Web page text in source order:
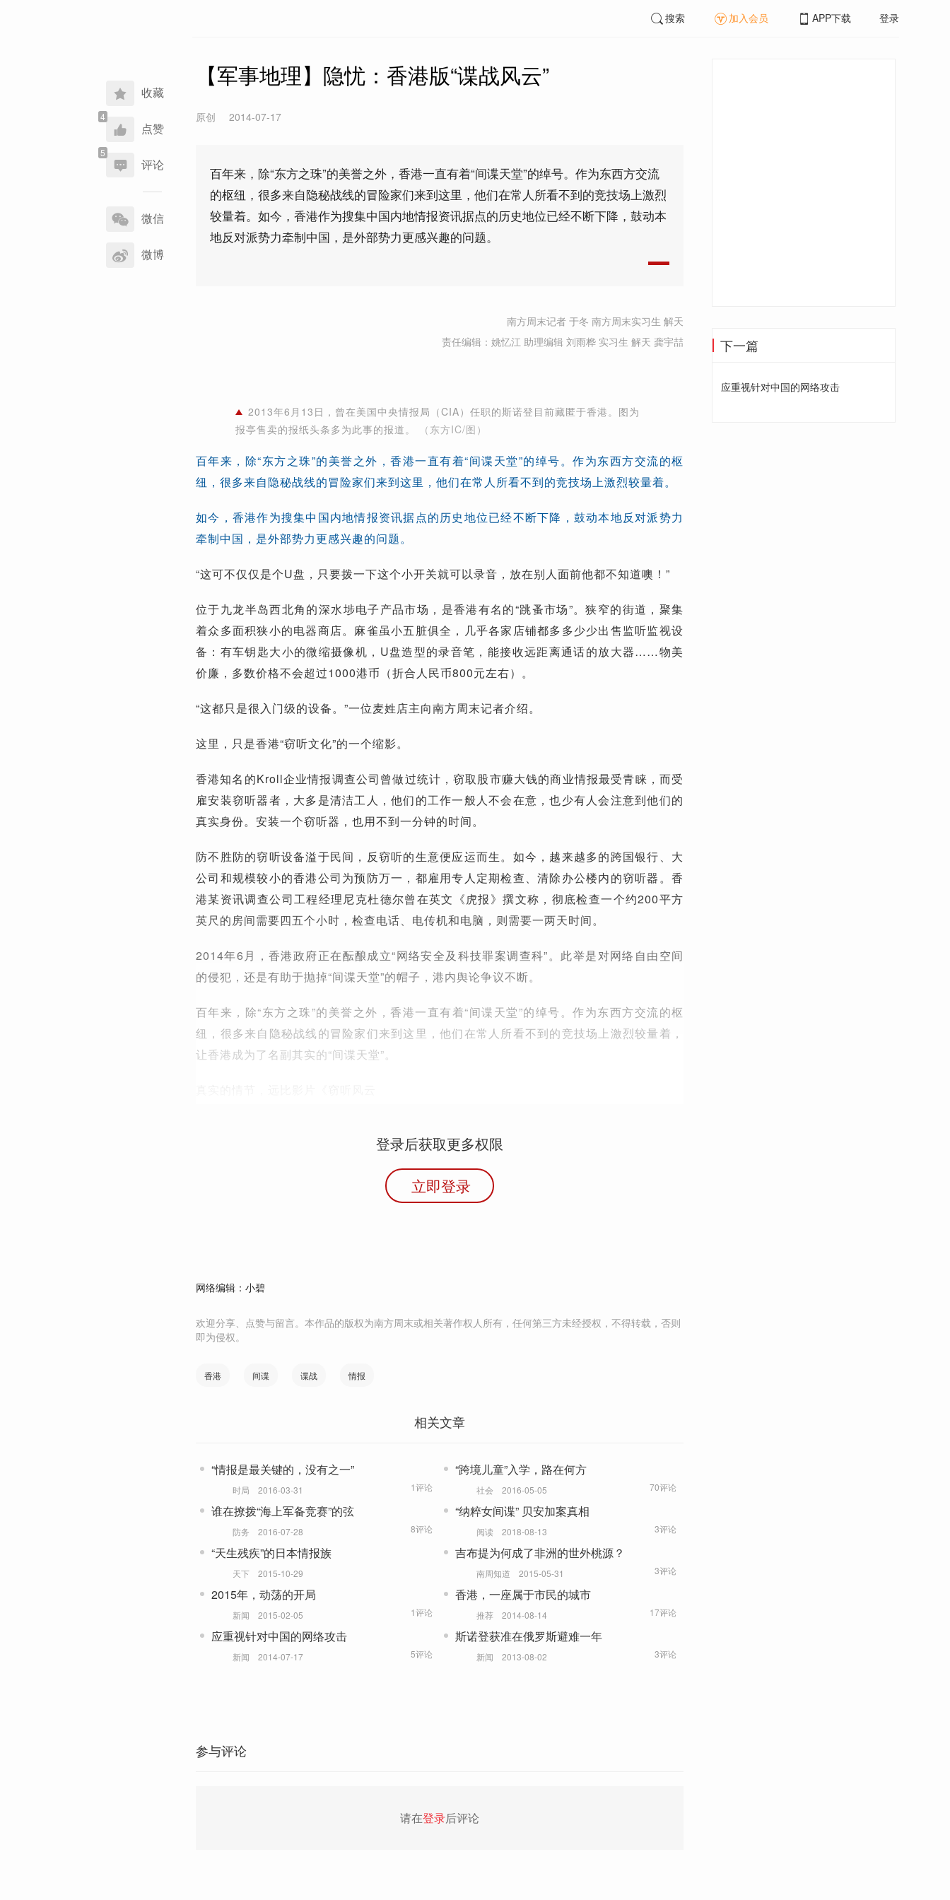
收藏
点赞
评论
享
到
微信
微博
搜索 加入会员 APP下载 登录
【军事地理】隐忧：香港版“谍战风云”
原创 2014-07-17
百年来，除“东方之珠”的美誉之外，香港一直有着“间谍天堂”的绰号。作为东西方交流
的枢纽，很多来自隐秘战线的冒险家们来到这里，他们在常人所看不到的竞技场上激烈
较量着。如今，香港作为搜集中国内地情报资讯据点的历史地位已经不断下降，鼓动本
地反对派势力牵制中国，是外部势力更感兴趣的问题。
南方周末记者 于冬 南方周末实习生 解天
责任编辑：姚忆江 助理编辑 刘雨桦 实习生 解天 龚宇喆
2013年6月13日，曾在美国中央情报局（CIA）任职的斯诺登目前藏匿于香港。图为
报亭售卖的报纸头条多为此事的报道。
（东方IC/图）
百年来，除“东方之珠”的美誉之外，香港一直有着“间谍天堂”的绰号。作为东西方交流的枢
纽，很多来自隐秘战线的冒险家们来到这里，他们在常人所看不到的竞技场上激烈较量着。
如今，香港作为搜集中国内地情报资讯据点的历史地位已经不断下降，鼓动本地反对派势力
牵制中国，是外部势力更感兴趣的问题。
“这可不仅仅是个U盘，只要拨一下这个小开关就可以录音，放在别人面前他都不知道噢！”
位于九龙半岛西北角的深水埗电子产品市场，是香港有名的“跳蚤市场”。狭窄的街道，聚集
着众多面积狭小的电器商店。麻雀虽小五脏俱全，几乎各家店铺都多多少少出售监听监视设
备：有车钥匙大小的微缩摄像机，U盘造型的录音笔，能接收远距离通话的放大器……物美
价廉，多数价格不会超过1000港币（折合人民币800元左右）。
“这都只是很入门级的设备。”一位麦姓店主向南方周末记者介绍。
这里，只是香港“窃听文化”的一个缩影。
香港知名的Kroll企业情报调查公司曾做过统计，窃取股市赚大钱的商业情报最受青睐，而受
雇安装窃听器者，大多是清洁工人，他们的工作一般人不会在意，也少有人会注意到他们的
真实身份。安装一个窃听器，也用不到一分钟的时间。
防不胜防的窃听设备溢于民间，反窃听的生意便应运而生。如今，越来越多的跨国银行、大
公司和规模较小的香港公司为预防万一，都雇用专人定期检查、清除办公楼内的窃听器。香
港某资讯调查公司工程经理尼克杜德尔曾在英文《虎报》撰文称，彻底检查一个约200平方
英尺的房间需要四五个小时，检查电话、电传机和电脑，则需要一两天时间。
2014年6月，香港政府正在酝酿成立“网络安全及科技罪案调查科”。此举是对网络自由空间
的侵犯，还是有助于抛掉“间谍天堂”的帽子，港内舆论争议不断。
百年来，除“东方之珠”的美誉之外，香港一直有着“间谍天堂”的绰号。作为东西方交流的枢
纽，很多来自隐秘战线的冒险家们来到这里，他们在常人所看不到的竞技场上激烈较量着，
让香港成为了名副其实的“间谍天堂”。
登录后获取更多权限
立即登录
网络编辑：小碧
欢迎分享、点赞与留言。本作品的版权为南方周末或相关著作权人所有，任何第三方未经授权，不得转载，否则
即为侵权。
香港 间谍 谍战 情报
相关文章
“情报是最关键的，没有之一”
时局 2016-03-31 1评论
“跨境儿童”入学，路在何方
社会 2016-05-05 70评论
谁在撩拨“海上军备竞赛”的弦
防务 2016-07-28 8评论
“纳粹女间谍” 贝安加案真相
阅读 2018-08-13 3评论
“天生残疾”的日本情报族
天下 2015-10-29
吉布提为何成了非洲的世外桃源？
南周知道 2015-05-31 3评论
2015年，动荡的开局
新闻 2015-02-05 1评论
香港，一座属于市民的城市
推荐 2014-08-14 17评论
应重视针对中国的网络攻击
新闻 2014-07-17 5评论
斯诺登获准在俄罗斯避难一年
新闻 2013-08-02 3评论
参与评论
请在登录后评论
下一篇
应重视针对中国的网络攻击